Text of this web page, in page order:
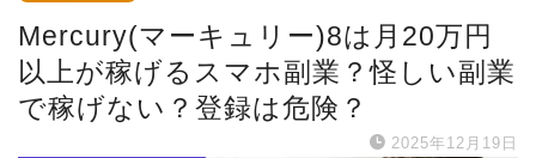
Mercury(マーキュリー)8は月20万円
以上が稼げるスマホ副業？怪しい副業
で稼げない？登録は危険？
2025年12月19日